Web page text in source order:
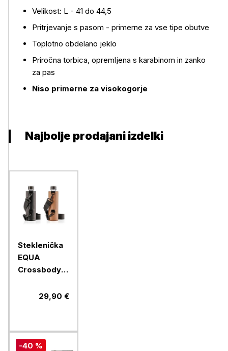
Velikost: L - 41 do 44,5
Pritrjevanje s pasom - primerne za vse tipe obutve
Toplotno obdelano jeklo
Priročna torbica, opremljena s karabinom in zanko
za pas
Niso primerne za visokogorje
Najbolje prodajani izdelki
Steklenička
EQUA
Crossbody
750ml +29,90 €
-40 %